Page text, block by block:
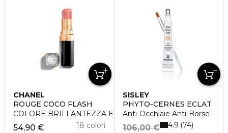
CHANEL
ROUGE COCO FLASH
COLORE BRILLANTEZZA E INTENSITÀ IN UN FLASH
54,90 € 18 colori
SISLEY
PHYTO-CERNES ECLAT
Anti-Occhiaie Anti-Borse
106,00 € 4.9 74